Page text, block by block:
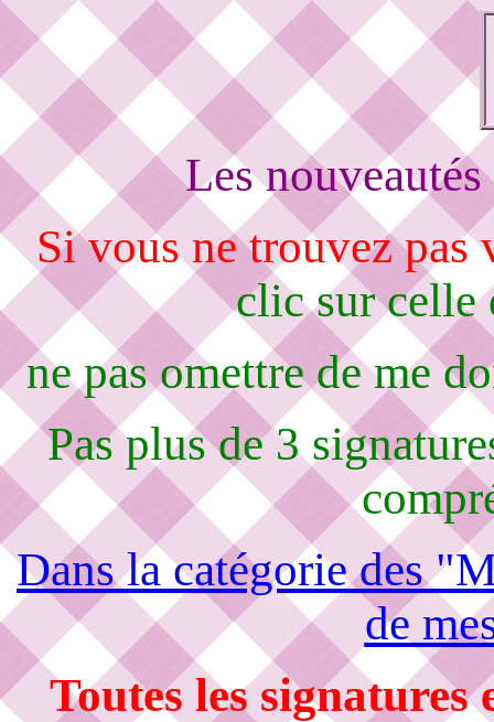
Les
Si vous ne trouvez pas
clic sur celle
ne pas omettre de me
Pas plus de 3
Dans la catégorie des
de
Toutes les signatures